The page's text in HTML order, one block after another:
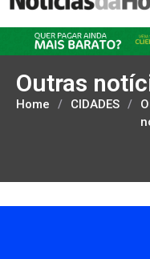
Outras
Home / CIDADES /